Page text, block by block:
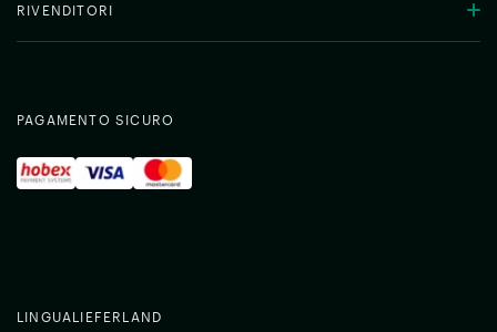
RIVENDITORI
PAGAMENTO SICURO
LINGUALIEFERLAND